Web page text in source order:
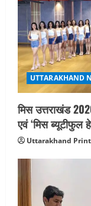
UTTARAKHAND
मिस उत्तराखंड
एवं ‘मिस ब्यूटीफुल
Uttarakhand